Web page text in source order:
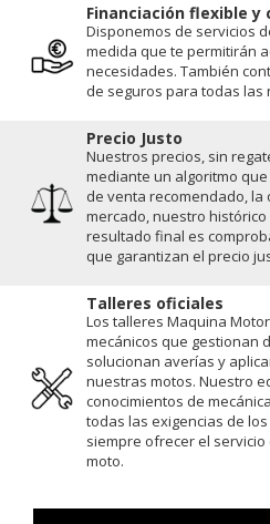
Financiación flexible
Disponemos de servicios
medida que te permitirán
necesidades. También
de seguros para todas las
Precio Justo
Nuestros precios, sin
mediante un algoritmo
de venta recomendado,
mercado, nuestro histórico
resultado final es
que garantizan el precio
Talleres oficiales
Los talleres Maquina
mecánicos que gestionan
solucionan averías y
nuestras motos. Nuestro
conocimientos de
todas las exigencias de
siempre ofrecer el
moto.